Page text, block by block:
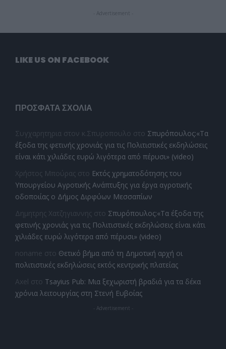
- Advertisement -
LIKE US ON FACEBOOK
ΠΡΌΣΦΑΤΑ ΣΧΌΛΙΑ
Συγχαρητηρια στον κ.Σπυροπουλο στο Σπυρόπουλος:«Τα
έξοδα της φετινής χρονιάς για τις Πολιτιστικές εκδηλώσεις
είναι κάτι χιλιάδες ευρώ λιγότερα από πέρυσι» (video)
Χρήστος Μπούρας στο Εκτός χρηματοδότησης του
Υπουργείου Αγροτικής Ανάπτυξης για έργα αγροτικής
οδοποιίας ο Δήμος Διρφύων Μεσσαπίων
Δημητρης Χατζηγιαννης στο Σπυρόπουλος:«Τα έξοδα της
φετινής χρονιάς για τις Πολιτιστικές εκδηλώσεις είναι κάτι
χιλιάδες ευρώ λιγότερα από πέρυσι» (video)
noname στο Θετικό βήμα από τη Δημοτική αρχή οι
πολιτιστικές εκδηλώσεις εκτός κεντρικής πλατείας
Axel στο Tsayius Pub: Μια ξεχωριστή βραδιά για τα δέκα
χρόνια λειτουργίας στη Στενή Ευβοίας
- Advertisement -